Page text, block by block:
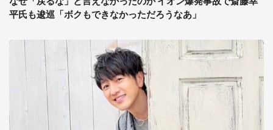
平氏も逡巡「ボクもできなかっただろうなあ」